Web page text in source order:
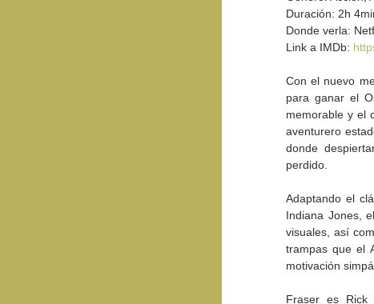
Duración: 2h
Donde verla:
Link a IMDb:
Con el nuevo
para ganar el
memorable y el
aventurero
donde
perdido.
Adaptando el
Indiana Jones,
visuales, así
trampas que el
motivación
Fraser es Rick